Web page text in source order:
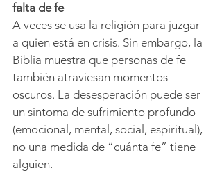
falta de fe
A veces se usa la religión para juzgar
a quien está en crisis. Sin embargo, la
Biblia muestra que personas de fe
también atraviesan momentos
oscuros. La desesperación puede ser
un síntoma de sufrimiento profundo
(emocional, mental, social, espiritual),
no una medida de “cuánta fe” tiene
alguien.